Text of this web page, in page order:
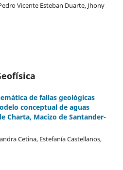
Vicente Esteban Duarte, Jhony
de fallas geológicas
conceptual de aguas
Charta, Macizo de Santander-
Cetina, Estefanía Castellanos,